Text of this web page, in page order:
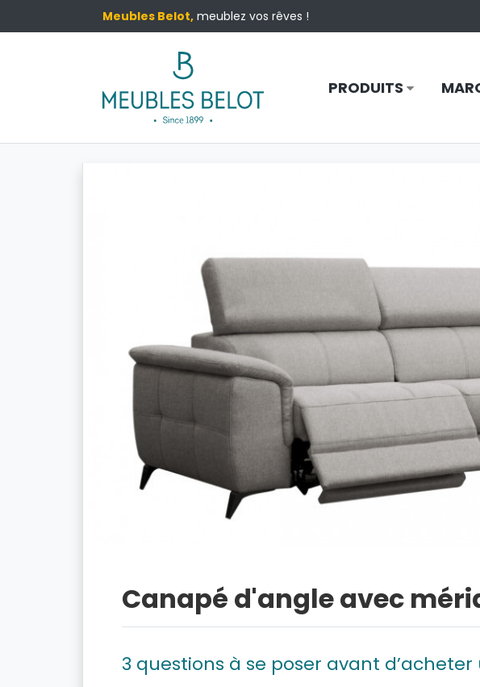
Meubles Belot, meublez vos rêves !
PRODUITS
Canapé d'angle avec
3 questions à se poser avant